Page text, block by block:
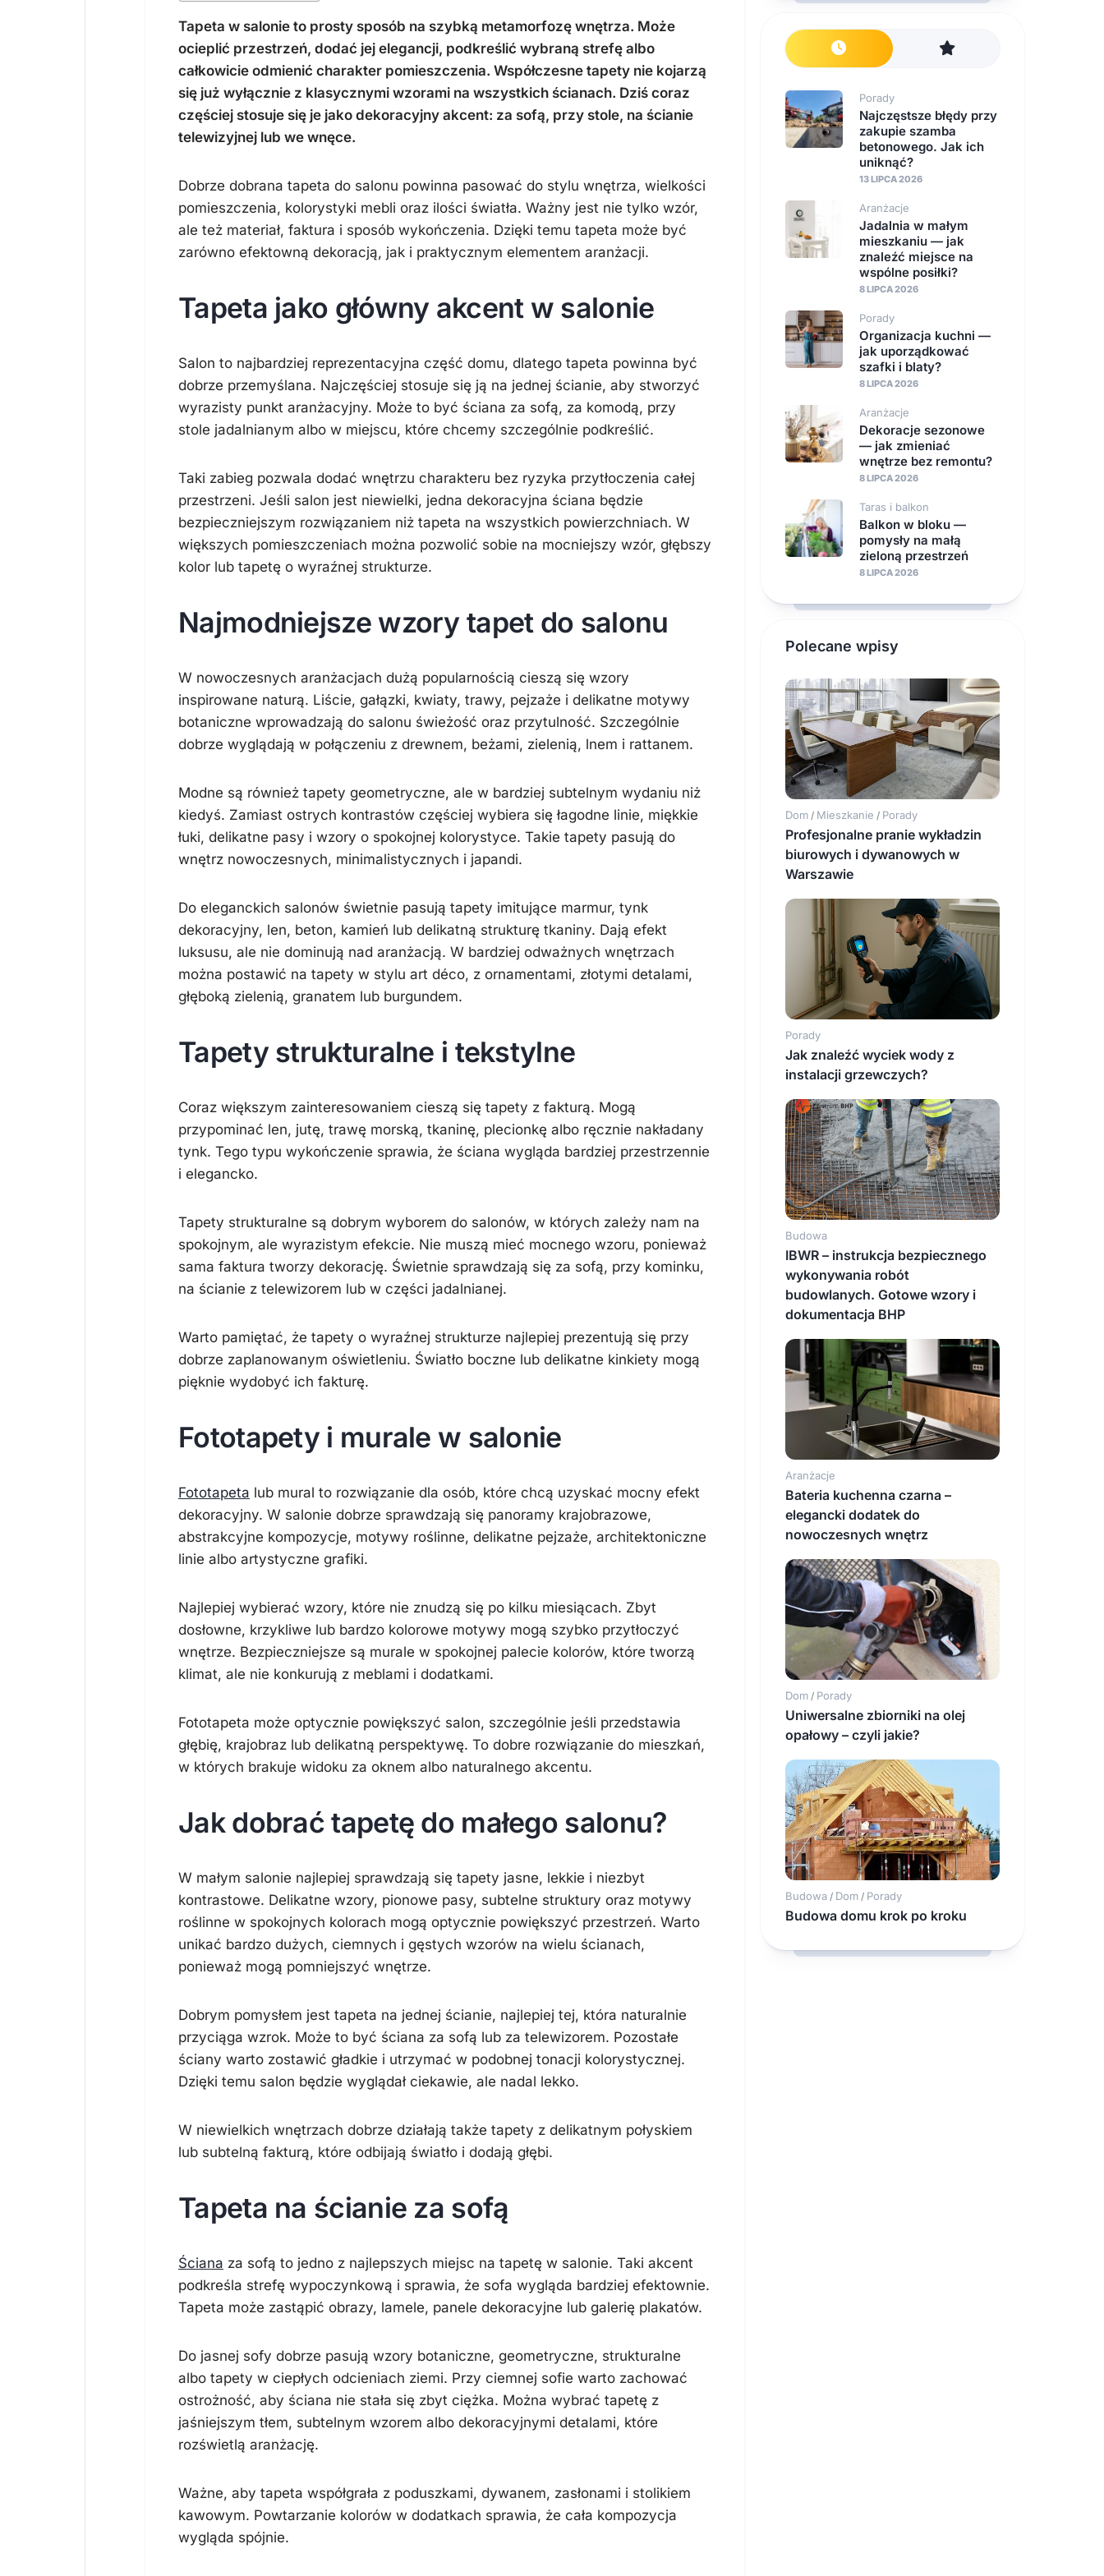
Tapeta w salonie to prosty sposób na szybką metamorfozę wnętrza. Może
ocieplić przestrzeń, dodać jej elegancji, podkreślić wybraną strefę albo
całkowicie odmienić charakter pomieszczenia. Współczesne tapety nie kojarzą
się już wyłącznie z klasycznymi wzorami na wszystkich ścianach. Dziś coraz
częściej stosuje się je jako dekoracyjny akcent: za sofą, przy stole, na ścianie
telewizyjnej lub we wnęce.
Dobrze dobrana tapeta do salonu powinna pasować do stylu wnętrza, wielkości
pomieszczenia, kolorystyki mebli oraz ilości światła. Ważny jest nie tylko wzór,
ale też materiał, faktura i sposób wykończenia. Dzięki temu tapeta może być
zarówno efektowną dekoracją, jak i praktycznym elementem aranżacji.
Tapeta jako główny akcent w salonie
Salon to najbardziej reprezentacyjna część domu, dlatego tapeta powinna być
dobrze przemyślana. Najczęściej stosuje się ją na jednej ścianie, aby stworzyć
wyrazisty punkt aranżacyjny. Może to być ściana za sofą, za komodą, przy
stole jadalnianym albo w miejscu, które chcemy szczególnie podkreślić.
Taki zabieg pozwala dodać wnętrzu charakteru bez ryzyka przytłoczenia całej
przestrzeni. Jeśli salon jest niewielki, jedna dekoracyjna ściana będzie
bezpieczniejszym rozwiązaniem niż tapeta na wszystkich powierzchniach. W
większych pomieszczeniach można pozwolić sobie na mocniejszy wzór, głębszy
kolor lub tapetę o wyraźnej strukturze.
Najmodniejsze wzory tapet do salonu
W nowoczesnych aranżacjach dużą popularnością cieszą się wzory
inspirowane naturą. Liście, gałązki, kwiaty, trawy, pejzaże i delikatne motywy
botaniczne wprowadzają do salonu świeżość oraz przytulność. Szczególnie
dobrze wyglądają w połączeniu z drewnem, beżami, zielenią, lnem i rattanem.
Modne są również tapety geometryczne, ale w bardziej subtelnym wydaniu niż
kiedyś. Zamiast ostrych kontrastów częściej wybiera się łagodne linie, miękkie
łuki, delikatne pasy i wzory o spokojnej kolorystyce. Takie tapety pasują do
wnętrz nowoczesnych, minimalistycznych i japandi.
Do eleganckich salonów świetnie pasują tapety imitujące marmur, tynk
dekoracyjny, len, beton, kamień lub delikatną strukturę tkaniny. Dają efekt
luksusu, ale nie dominują nad aranżacją. W bardziej odważnych wnętrzach
można postawić na tapety w stylu art déco, z ornamentami, złotymi detalami,
głęboką zielenią, granatem lub burgundem.
Tapety strukturalne i tekstylne
Coraz większym zainteresowaniem cieszą się tapety z fakturą. Mogą
przypominać len, jutę, trawę morską, tkaninę, plecionkę albo ręcznie nakładany
tynk. Tego typu wykończenie sprawia, że ściana wygląda bardziej przestrzennie
i elegancko.
Tapety strukturalne są dobrym wyborem do salonów, w których zależy nam na
spokojnym, ale wyrazistym efekcie. Nie muszą mieć mocnego wzoru, ponieważ
sama faktura tworzy dekorację. Świetnie sprawdzają się za sofą, przy kominku,
na ścianie z telewizorem lub w części jadalnianej.
Warto pamiętać, że tapety o wyraźnej strukturze najlepiej prezentują się przy
dobrze zaplanowanym oświetleniu. Światło boczne lub delikatne kinkiety mogą
pięknie wydobyć ich fakturę.
Fototapety i murale w salonie
Fototapeta lub mural to rozwiązanie dla osób, które chcą uzyskać mocny efekt
dekoracyjny. W salonie dobrze sprawdzają się panoramy krajobrazowe,
abstrakcyjne kompozycje, motywy roślinne, delikatne pejzaże, architektoniczne
linie albo artystyczne grafiki.
Najlepiej wybierać wzory, które nie znudzą się po kilku miesiącach. Zbyt
dosłowne, krzykliwe lub bardzo kolorowe motywy mogą szybko przytłoczyć
wnętrze. Bezpieczniejsze są murale w spokojnej palecie kolorów, które tworzą
klimat, ale nie konkurują z meblami i dodatkami.
Fototapeta może optycznie powiększyć salon, szczególnie jeśli przedstawia
głębię, krajobraz lub delikatną perspektywę. To dobre rozwiązanie do mieszkań,
w których brakuje widoku za oknem albo naturalnego akcentu.
Jak dobrać tapetę do małego salonu?
W małym salonie najlepiej sprawdzają się tapety jasne, lekkie i niezbyt
kontrastowe. Delikatne wzory, pionowe pasy, subtelne struktury oraz motywy
roślinne w spokojnych kolorach mogą optycznie powiększyć przestrzeń. Warto
unikać bardzo dużych, ciemnych i gęstych wzorów na wielu ścianach,
ponieważ mogą pomniejszyć wnętrze.
Dobrym pomysłem jest tapeta na jednej ścianie, najlepiej tej, która naturalnie
przyciąga wzrok. Może to być ściana za sofą lub za telewizorem. Pozostałe
ściany warto zostawić gładkie i utrzymać w podobnej tonacji kolorystycznej.
Dzięki temu salon będzie wyglądał ciekawie, ale nadal lekko.
W niewielkich wnętrzach dobrze działają także tapety z delikatnym połyskiem
lub subtelną fakturą, które odbijają światło i dodają głębi.
Tapeta na ścianie za sofą
Ściana za sofą to jedno z najlepszych miejsc na tapetę w salonie. Taki akcent
podkreśla strefę wypoczynkową i sprawia, że sofa wygląda bardziej efektownie.
Tapeta może zastąpić obrazy, lamele, panele dekoracyjne lub galerię plakatów.
Do jasnej sofy dobrze pasują wzory botaniczne, geometryczne, strukturalne
albo tapety w ciepłych odcieniach ziemi. Przy ciemnej sofie warto zachować
ostrożność, aby ściana nie stała się zbyt ciężka. Można wybrać tapetę z
jaśniejszym tłem, subtelnym wzorem albo dekoracyjnymi detalami, które
rozświetlą aranżację.
Ważne, aby tapeta współgrała z poduszkami, dywanem, zasłonami i stolikiem
kawowym. Powtarzanie kolorów w dodatkach sprawia, że cała kompozycja
wygląda spójnie.
Porady
Najczęstsze błędy przy
zakupie szamba
betonowego. Jak ich
uniknąć?
13 LIPCA 2026
Aranżacje
Jadalnia w małym
mieszkaniu — jak
znaleźć miejsce na
wspólne posiłki?
8 LIPCA 2026
Porady
Organizacja kuchni —
jak uporządkować
szafki i blaty?
8 LIPCA 2026
Aranżacje
Dekoracje sezonowe
— jak zmieniać
wnętrze bez remontu?
8 LIPCA 2026
Taras i balkon
Balkon w bloku —
pomysły na małą
zieloną przestrzeń
8 LIPCA 2026
Polecane wpisy
Dom / Mieszkanie / Porady
Profesjonalne pranie wykładzin
biurowych i dywanowych w
Warszawie
Porady
Jak znaleźć wyciek wody z
instalacji grzewczych?
Budowa
IBWR – instrukcja bezpiecznego
wykonywania robót
budowlanych. Gotowe wzory i
dokumentacja BHP
Aranżacje
Bateria kuchenna czarna –
elegancki dodatek do
nowoczesnych wnętrz
Dom / Porady
Uniwersalne zbiorniki na olej
opałowy – czyli jakie?
Budowa / Dom / Porady
Budowa domu krok po kroku